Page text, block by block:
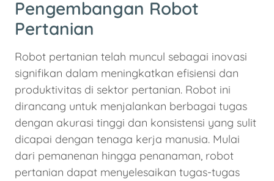
Pengembangan Robot
Pertanian
Robot pertanian telah muncul sebagai inovasi
signifikan dalam meningkatkan efisiensi dan
produktivitas di sektor pertanian. Robot ini
dirancang untuk menjalankan berbagai tugas
dengan akurasi tinggi dan konsistensi yang sulit
dicapai dengan tenaga kerja manusia. Mulai
dari pemanenan hingga penanaman, robot
pertanian dapat menyelesaikan tugas-tugas